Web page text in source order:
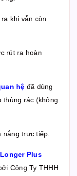
khi vẫn còn
rút ra hoàn
hệ đã dùng
thùng rác (không
trực tiếp.
Plus
Công Ty THHH